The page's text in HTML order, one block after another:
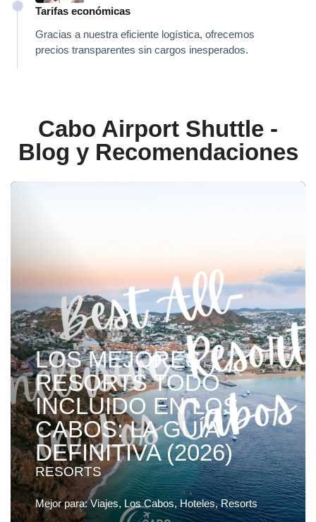
Tarifas económicas
Gracias a nuestra eficiente logística, ofrecemos
precios transparentes sin cargos inesperados.
Cabo Airport Shuttle -
Blog y Recomendaciones
LOS MEJORES
RESORTS TODO
INCLUIDO EN LOS
CABOS: LA GUÍA
DEFINITIVA (2026)
RESORTS
Mejor para:Viajes, Los Cabos, Hoteles, Resorts